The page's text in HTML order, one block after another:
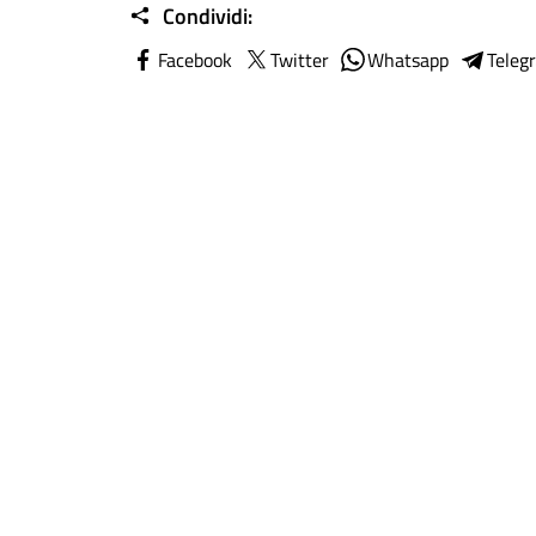
Condividi:
Facebook Twitter Whatsapp